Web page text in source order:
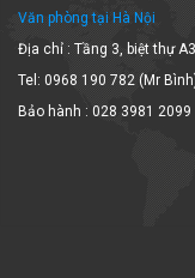
Văn phòng tại Hà Nội
Địa chỉ : Tầng 3, biệt thự
Tel: 0968 190 782 (Mr
Bảo hành : 028 3981 2099